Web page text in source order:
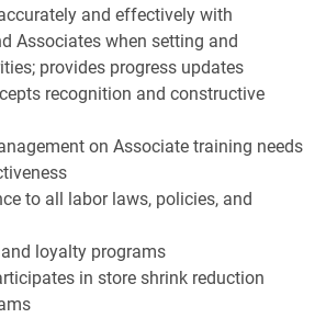
and effectively with
Associates when setting and
provides progress updates
recognition and constructive
on Associate training needs
to all labor laws, policies, and
loyalty programs
in store shrink reduction